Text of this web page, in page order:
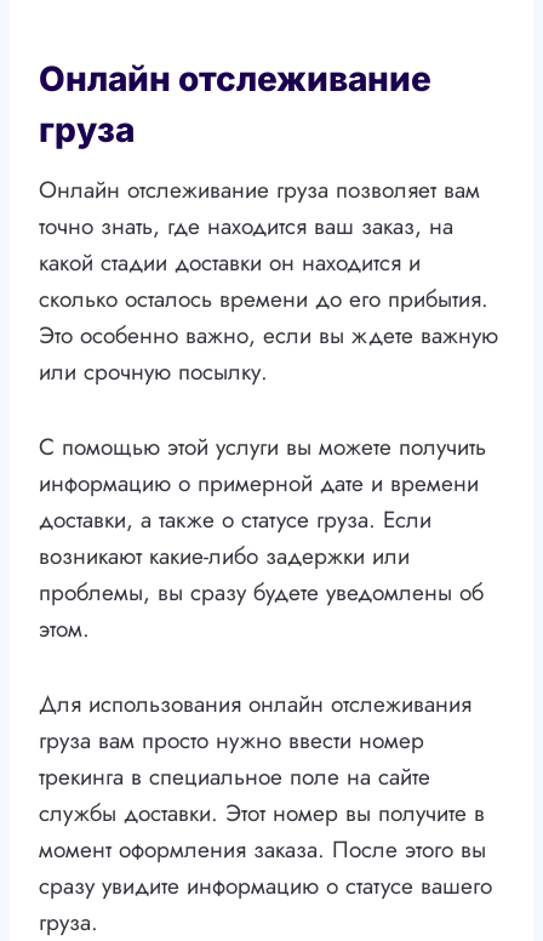
Онлайн отслеживание
груза
Онлайн отслеживание груза позволяет вам
точно знать, где находится ваш заказ, на
какой стадии доставки он находится и
сколько осталось времени до его прибытия.
Это особенно важно, если вы ждете важную
или срочную посылку.
С помощью этой услуги вы можете получить
информацию о примерной дате и времени
доставки, а также о статусе груза. Если
возникают какие-либо задержки или
проблемы, вы сразу будете уведомлены об
этом.
Для использования онлайн отслеживания
груза вам просто нужно ввести номер
трекинга в специальное поле на сайте
службы доставки. Этот номер вы получите в
момент оформления заказа. После этого вы
сразу увидите информацию о статусе вашего
груза.